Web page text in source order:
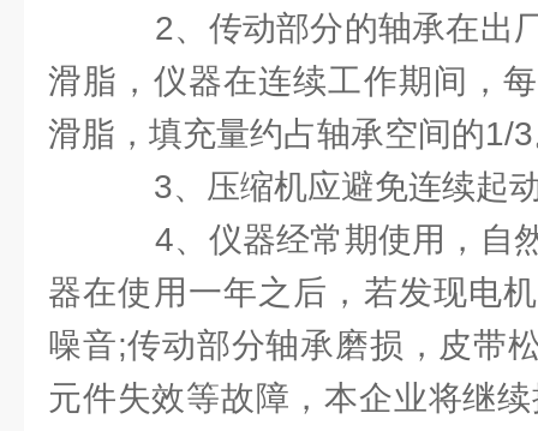
2、传动部分的轴承在出
滑脂，仪器在连续工作期间，
滑脂，填充量约占轴承空间的1/
3、压缩机应避免连续起
4、仪器经常期使用，自
器在使用一年之后，若发现电
噪音;传动部分轴承磨损，皮带
元件失效等故障，本企业将继